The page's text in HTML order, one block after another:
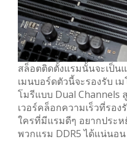
สล็อตติดตั้งแรมนั้นจะเป็น
เมนบอร์ดตัวนี้จะรองรับ เ
โมรีแบบ Dual Channels
เวอร์คล็อกความเร็วที่รอ
ใครที่มีแรมดีๆ อยากประห
พวกแรม DDR5 ได้แน่นอน